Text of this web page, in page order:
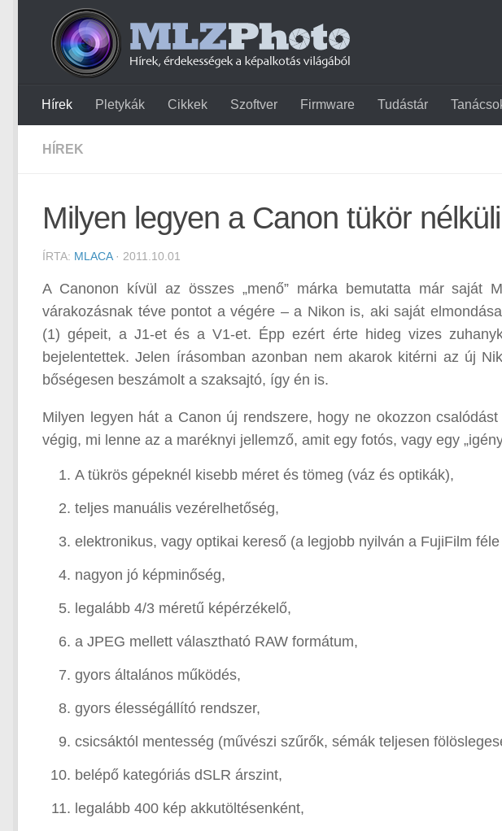
Hírek Pletykák Cikkek Szoftver Firmware Tudástár
HÍREK
Milyen legyen a Canon tükör
ÍRTA: MLACA· 2011.10.01
A Canonon kívül az összes „menő” márka bemutatta már saját
várakozásnak téve pontot a végére – a Nikon is, aki saját
(1) gépeit, a J1-et és a V1-et. Épp ezért érte hideg vizes
bejelentettek. Jelen írásomban azonban nem akarok kitérni az új
bőségesen beszámolt a szaksajtó, így én is.
Milyen legyen hát a Canon új rendszere, hogy ne okozzon
végig, mi lenne az a maréknyi jellemző, amit egy fotós, vagy egy
A tükrös gépeknél kisebb méret és tömeg (váz és optikák),
teljes manuális vezérelhetőség,
elektronikus, vagy optikai kereső (a legjobb nyilván a FujiFilm
nagyon jó képminőség,
legalább 4/3 méretű képérzékelő,
a JPEG mellett választható RAW formátum,
gyors általános működés,
gyors élességállító rendszer,
csicsáktól mentesség (művészi szűrők, sémák teljesen
belépő kategóriás dSLR árszint,
legalább 400 kép akkutöltésenként,